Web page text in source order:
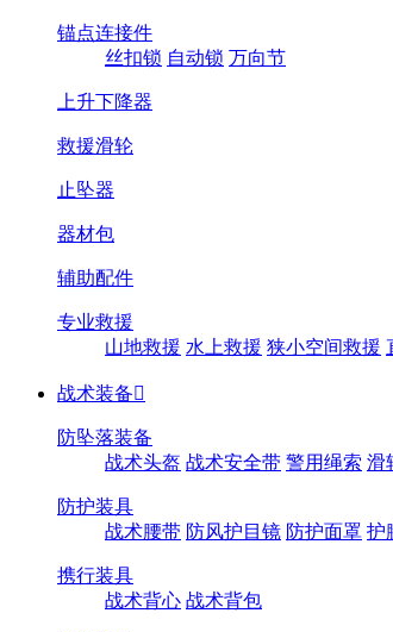
锚点连接件
丝扣锁 自动锁 万向节
上升下降器
救援滑轮
止坠器
器材包
辅助配件
专业救援
山地救援 水上救援 狭小空间救援
战术装备
防坠落装备
战术头盔 战术安全带 警用绳索 滑
防护装具
战术腰带 防风护目镜 防护面罩 护
携行装具
战术背心 战术背包